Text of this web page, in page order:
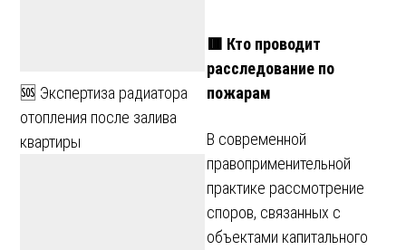
🆘 Экспертиза радиатора
отопления после залива
квартиры
🟥 Кто проводит
расследование по
пожарам
В современной
правоприменительной
практике рассмотрение
споров, связанных с
объектами капитального